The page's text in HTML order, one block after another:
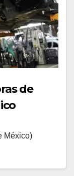
de
México)